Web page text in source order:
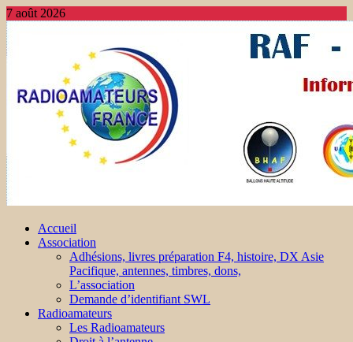
7 août 2026
Accueil
Association
Adhésions, livres préparation F4, histoire, DX Asie
Pacifique, antennes, timbres, dons,
L’association
Demande d’identifiant SWL
Radioamateurs
Les Radioamateurs